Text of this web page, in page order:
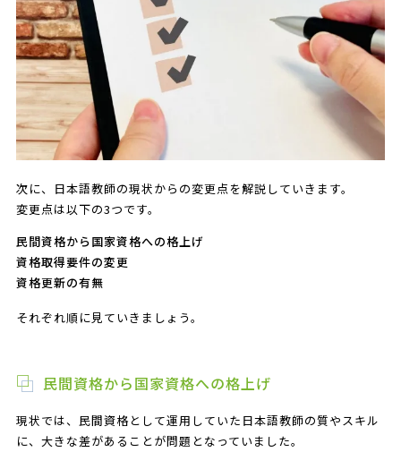
次に、日本語教師の現状からの変更点を解説していきます。
変更点は以下の3つです。
民間資格から国家資格への格上げ
資格取得要件の変更
資格更新の有無
それぞれ順に見ていきましょう。
民間資格から国家資格への格上げ
現状では、民間資格として運用していた日本語教師の質やスキル
に、大きな差があることが問題となっていました。